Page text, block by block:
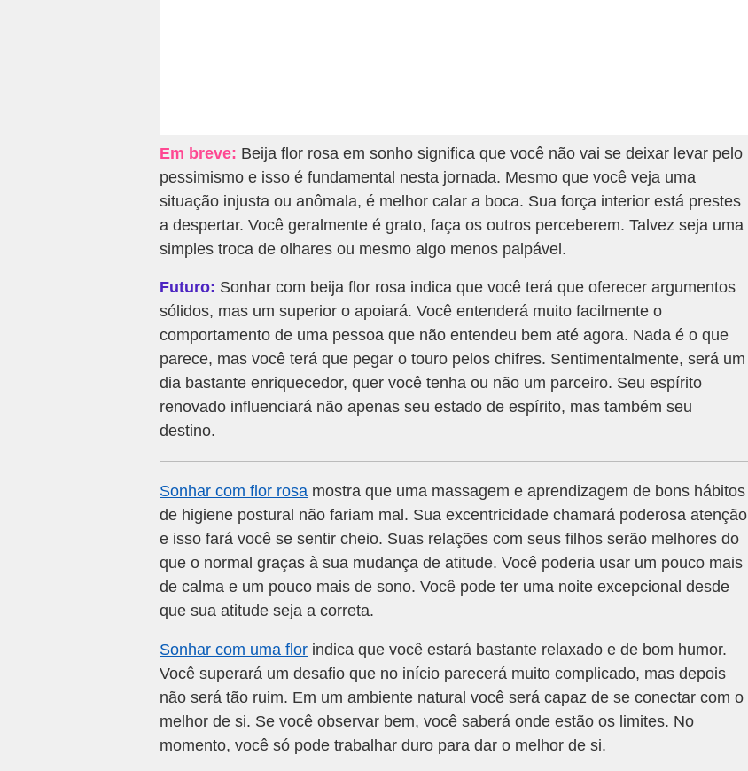
Em breve: Beija flor rosa em sonho significa que você não vai se deixar levar pelo
pessimismo e isso é fundamental nesta jornada. Mesmo que você veja uma
situação injusta ou anômala, é melhor calar a boca. Sua força interior está prestes
a despertar. Você geralmente é grato, faça os outros perceberem. Talvez seja uma
simples troca de olhares ou mesmo algo menos palpável.
Futuro: Sonhar com beija flor rosa indica que você terá que oferecer argumentos
sólidos, mas um superior o apoiará. Você entenderá muito facilmente o
comportamento de uma pessoa que não entendeu bem até agora. Nada é o que
parece, mas você terá que pegar o touro pelos chifres. Sentimentalmente, será um
dia bastante enriquecedor, quer você tenha ou não um parceiro. Seu espírito
renovado influenciará não apenas seu estado de espírito, mas também seu
destino.
Sonhar com flor rosa mostra que uma massagem e aprendizagem de bons hábitos
de higiene postural não fariam mal. Sua excentricidade chamará poderosa atenção
e isso fará você se sentir cheio. Suas relações com seus filhos serão melhores do
que o normal graças à sua mudança de atitude. Você poderia usar um pouco mais
de calma e um pouco mais de sono. Você pode ter uma noite excepcional desde
que sua atitude seja a correta.
Sonhar com uma flor indica que você estará bastante relaxado e de bom humor.
Você superará um desafio que no início parecerá muito complicado, mas depois
não será tão ruim. Em um ambiente natural você será capaz de se conectar com o
melhor de si. Se você observar bem, você saberá onde estão os limites. No
momento, você só pode trabalhar duro para dar o melhor de si.